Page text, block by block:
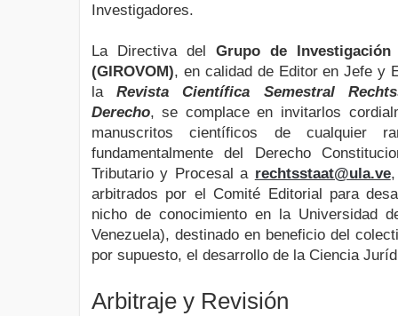
Investigadores.
La Directiva del Grupo de
(GIROVOM), en calidad de Editor en Jefe y
la Revista Científica Semestral
Derecho, se complace en invitarlos
manuscritos científicos de cualquier
fundamentalmente del Derecho
Tributario y Procesal a rechtsstaat@ula.ve,
arbitrados por el Comité Editorial para
nicho de conocimiento en la Universidad
Venezuela), destinado en beneficio del
por supuesto, el desarrollo de la Ciencia
Arbitraje y Revisión